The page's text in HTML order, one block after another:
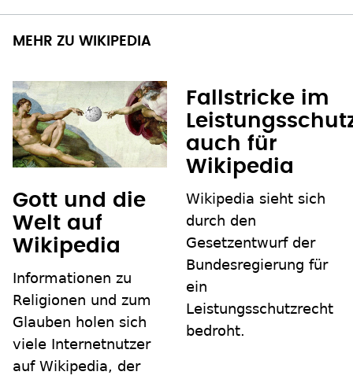
MEHR ZU WIKIPEDIA
Gott und die
Welt auf
Wikipedia
Informationen zu
Religionen und zum
Glauben holen sich
viele Internetnutzer
auf Wikipedia, der
Fallstricke im
auch für
Wikipedia
Wikipedia sieht sich
durch den
Gesetzentwurf der
Bundesregierung für
ein
Leistungsschutzrecht
bedroht.